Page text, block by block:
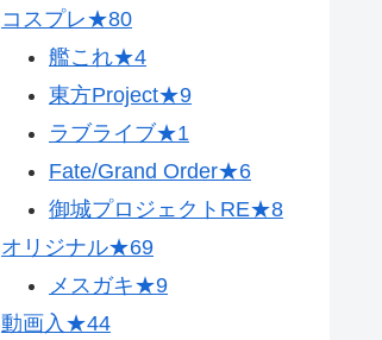
コスプレ★80
艦これ★4
東方Project★9
ラブライブ★1
Fate/Grand Order★6
御城プロジェクトRE★8
オリジナル★69
メスガキ★9
動画入★44